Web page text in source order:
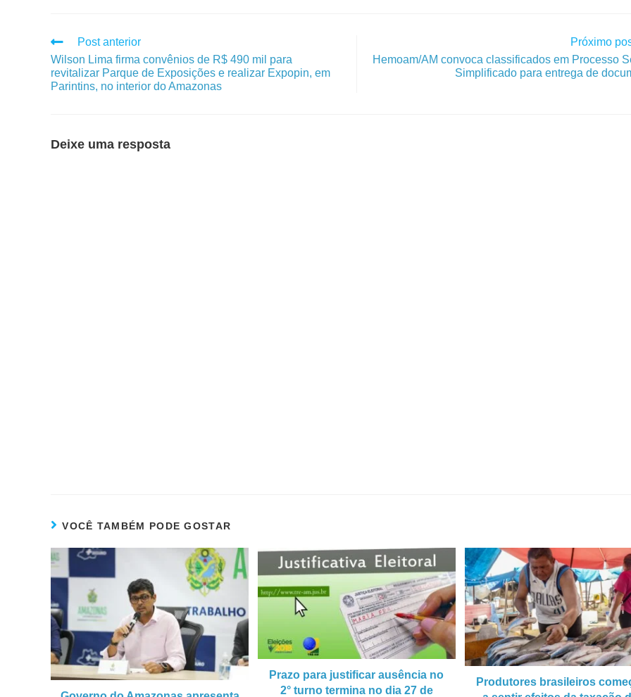
Post anterior
Wilson Lima firma convênios de R$ 490 mil para
revitalizar Parque de Exposições e realizar Expopin, em
Parintins, no interior do Amazonas
Próximo
Hemoam/AM convoca classificados em Processo
Simplificado para entrega de
Deixe uma resposta
VOCÊ TAMBÉM PODE GOSTAR
Prazo para justificar ausência no
2° turno termina no dia 27 de
Produtores brasileiros